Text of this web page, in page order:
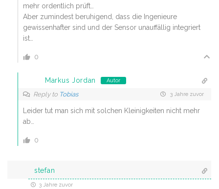
mehr ordentlich prüft…
Aber zumindest beruhigend, dass die Ingenieure
gewissenhafter sind und der Sensor unauffällig integriert
ist…
0
Markus Jordan Autor
Reply to Tobias 3 Jahre zuvor
Leider tut man sich mit solchen Kleinigkeiten nicht mehr
ab…
0
stefan
3 Jahre zuvor